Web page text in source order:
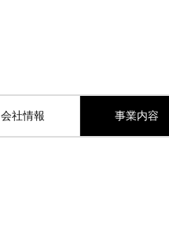
会社情報 事業内容